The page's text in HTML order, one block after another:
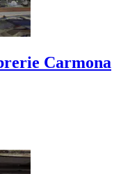
Carmona